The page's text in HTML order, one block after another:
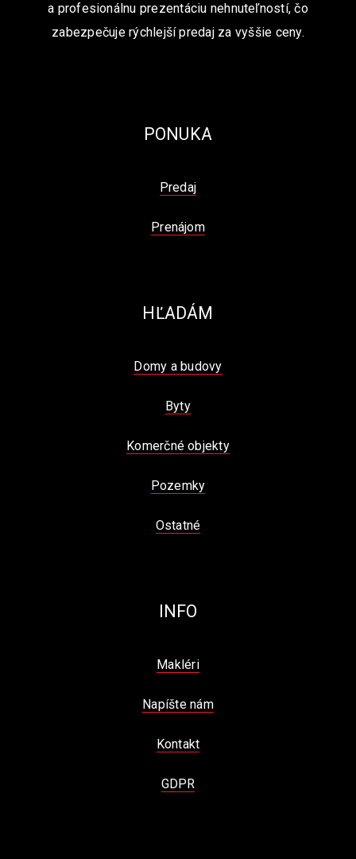
a profesionálnu prezentáciu nehnuteľností, čo
zabezpečuje rýchlejší predaj za vyššie ceny.
PONUKA
Predaj
Prenájom
HĽADÁM
Domy a budovy
Byty
Komerčné objekty
Pozemky
Ostatné
INFO
Makléri
Napíšte nám
Kontakt
GDPR